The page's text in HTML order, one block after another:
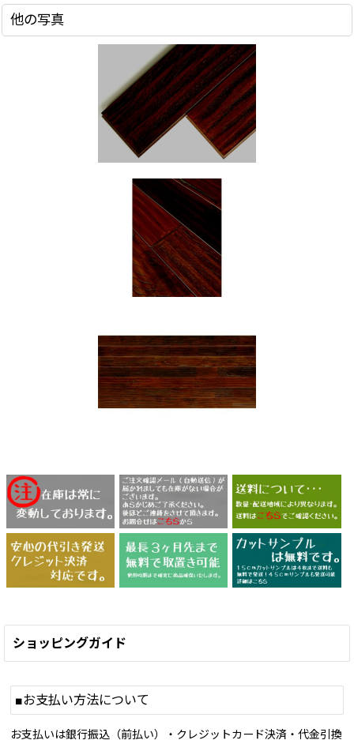
他の写真
ショッピングガイド
■お支払い方法について
お支払いは銀行振込（前払い）・クレジットカード決済・代金引換